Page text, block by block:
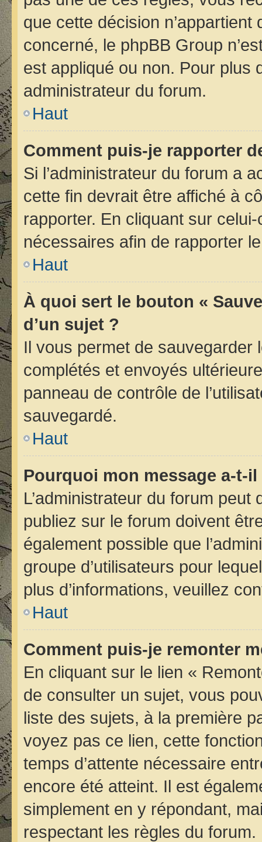
que cette décision n’appartient
concerné, le phpBB Group
est appliqué ou non. Pour plus
administrateur du forum.
Haut
Comment puis-je rapporter
Si l’administrateur du forum a
cette fin devrait être affiché à
rapporter. En cliquant sur
nécessaires afin de rapporter
Haut
À quoi sert le bouton «
d’un sujet ?
Il vous permet de sauvegarder
complétés et envoyés
panneau de contrôle de
sauvegardé.
Haut
Pourquoi mon message a-t-
L’administrateur du forum
publiez sur le forum doivent
également possible que
groupe d’utilisateurs pour
plus d’informations, veuillez
Haut
Comment puis-je remonter
En cliquant sur le lien «
de consulter un sujet, vous
liste des sujets, à la première
voyez pas ce lien, cette
temps d’attente nécessaire
encore été atteint. Il est
simplement en y répondant,
respectant les règles du forum.